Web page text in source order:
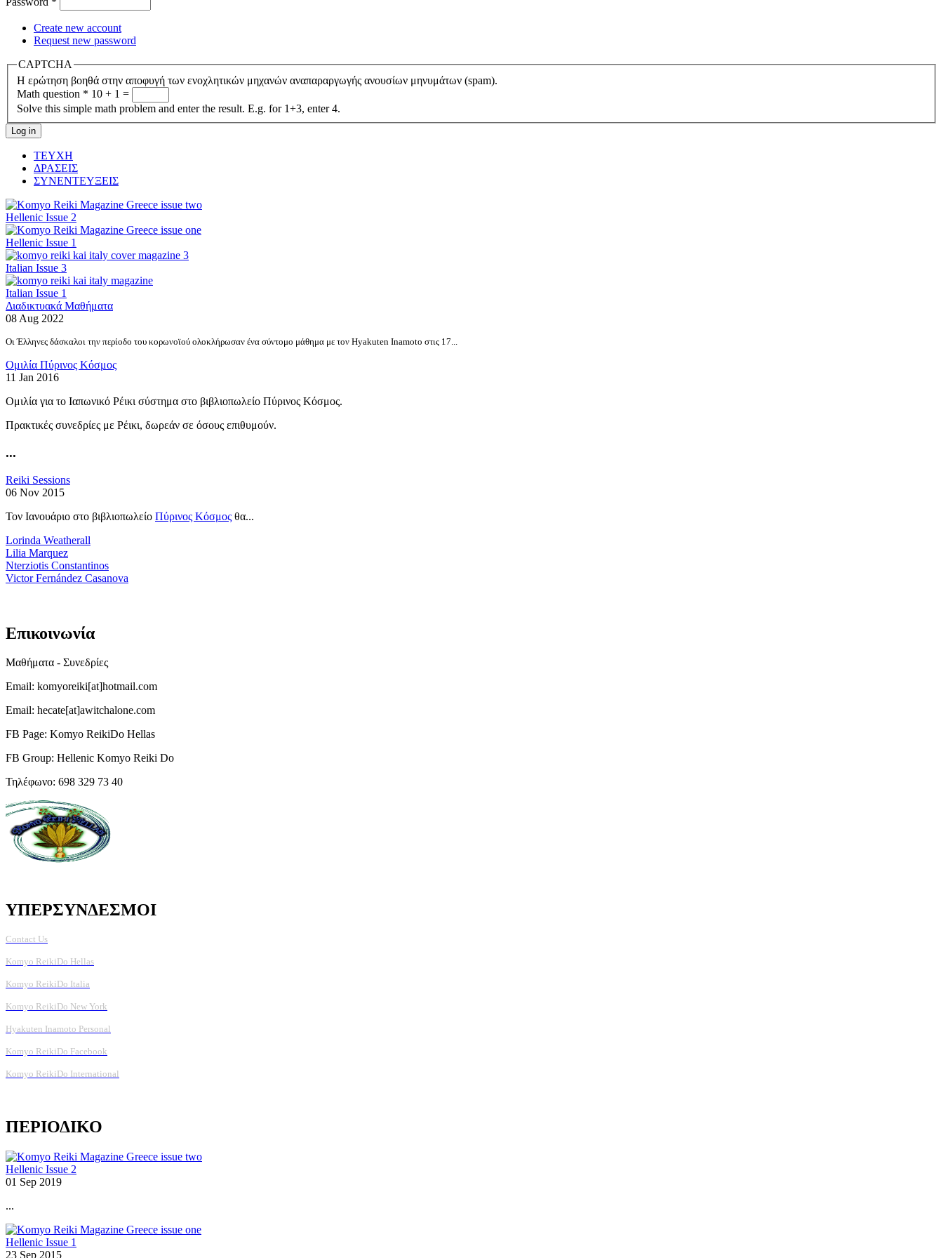
Create new account
Request new password
CAPTCHA
Η ερώτηση βοηθά στην αποφυγή των ενοχλητικών μηχανών αναπαραργωγής ανουσίων μηνυμάτων (spam).
Math question * 10 + 1 =
Solve this simple math problem and enter the result. E.g. for 1+3, enter 4.
ΤΕΥΧΗ
ΔΡΑΣΕΙΣ
ΣΥΝΕΝΤΕΥΞΕΙΣ
Hellenic Issue 2
Hellenic Issue 1
Italian Issue 3
Italian Issue 1
Διαδικτυακά Μαθήματα
08 Aug 2022
Οι Έλληνες δάσκαλοι την περίοδο του κορωνοϊού ολοκλήρωσαν ένα σύντομο μάθημα με τον Hyakuten Inamoto στις 17...
Ομιλία Πύρινος Κόσμος
11 Jan 2016
Ομιλία για το Ιαπωνικό Ρέικι σύστημα στο βιβλιοπωλείο Πύρινος Κόσμος.
Πρακτικές συνεδρίες με Ρέικι, δωρεάν σε όσους επιθυμούν.
...
Reiki Sessions
06 Nov 2015
Τον Ιανουάριο στο βιβλιοπωλείο Πύρινος Κόσμος θα...
Lorinda Weatherall
Lilia Marquez
Nterziotis Constantinos
Victor Fernández Casanova
Επικοινωνία
Μαθήματα - Συνεδρίες
Email: komyoreiki[at]hotmail.com
Email: hecate[at]awitchalone.com
FB Page: Komyo ReikiDo Hellas
FB Group: Hellenic Komyo Reiki Do
Τηλέφωνο: 698 329 73 40
ΥΠΕΡΣΥΝΔΕΣΜΟΙ
Contact Us
Komyo ReikiDo Hellas
Komyo ReikiDo Italia
Komyo ReikiDo New York
Hyakuten Inamoto Personal
Komyo ReikiDo Facebook
Komyo ReikiDo International
ΠΕΡΙΟΔΙΚΟ
Hellenic Issue 2
01 Sep 2019
...
Hellenic Issue 1
23 Sep 2015